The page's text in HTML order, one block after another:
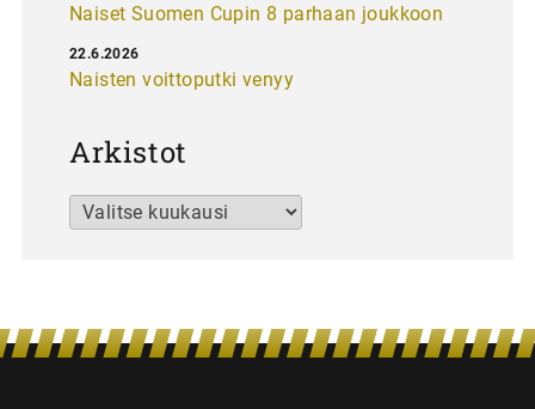
Naiset Suomen Cupin 8 parhaan joukkoon
Naisten voittoputki venyy
22.6.2026
Arkistot
Arkistot